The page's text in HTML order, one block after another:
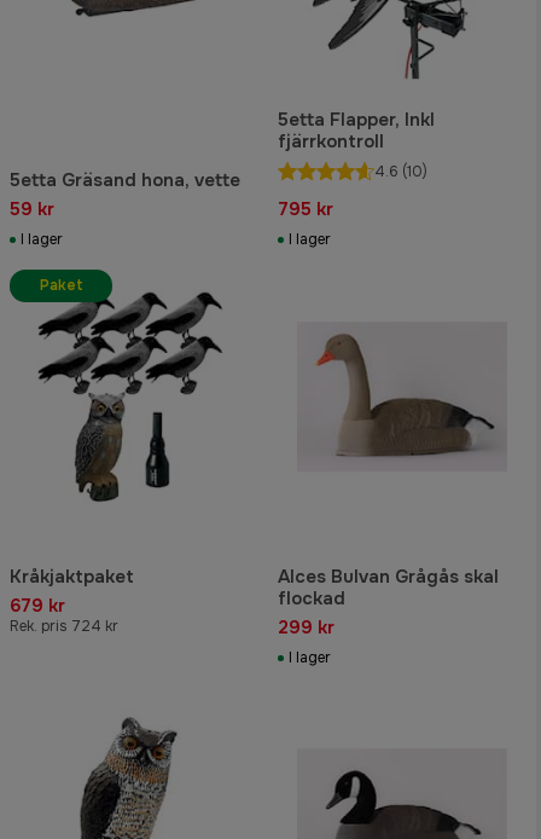
5etta Gräsand hona, vette
59 kr
I lager
5etta Flapper, Inkl
fjärrkontroll
4.6 (10)
795 kr
I lager
Kråkjaktpaket
679 kr
Rek. pris 724 kr
Paket
Alces Bulvan Grågås skal
flockad
299 kr
I lager